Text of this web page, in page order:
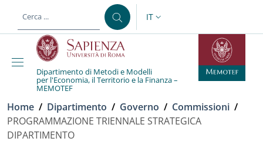
al contenuto principale
SELETTORE LINGUA:
IT
Dipartimento di Metodi e Modelli
per l'Economia, il Territorio e la Finanza –
MEMOTEF
Briciole di pane
Home / Dipartimento / Governo / Commissioni /
PROGRAMMAZIONE TRIENNALE STRATEGICA
DIPARTIMENTO